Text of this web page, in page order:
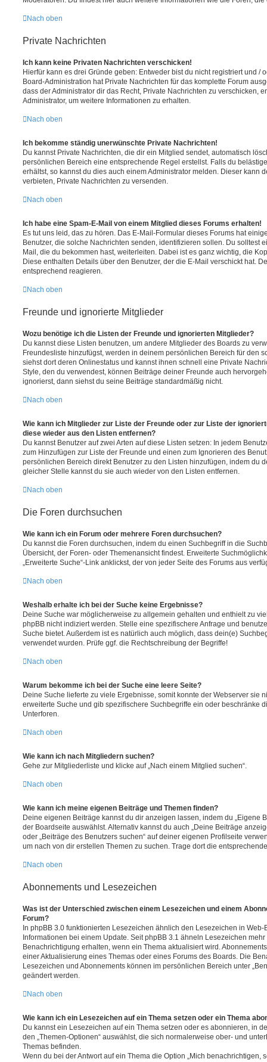
Nach oben
Private Nachrichten
Ich kann keine Privaten Nachrichten verschicken!
Hierfür kann es drei Gründe geben: Entweder bist du nicht registriert und /
Board-Administration hat Private Nachrichten für das komplette Forum
dass der Administrator dir das Recht, Private Nachrichten zu verschicken,
Administrator, um weitere Informationen zu erhalten.
Nach oben
Ich bekomme ständig unerwünschte Private Nachrichten!
Du kannst Private Nachrichten, die dir ein Mitglied sendet, automatisch
persönlichen Bereich eine entsprechende Regel erstellst. Falls du
erhältst, so kannst du dies auch einem Administrator melden. Dieser kann
verbieten, Private Nachrichten zu versenden.
Nach oben
Ich habe eine Spam-E-Mail von einem Mitglied dieses Forums erhalten!
Es tut uns leid, das zu hören. Das E-Mail-Formular dieses Forums hat
Benutzer, die solche Nachrichten senden, identifizieren sollen. Du solltest
Mail, die du bekommen hast, weiterleiten. Dabei ist es ganz wichtig, die
Diese enthalten Details über den Benutzer, der die E-Mail verschickt hat.
entsprechend reagieren.
Nach oben
Freunde und ignorierte Mitglieder
Wozu benötige ich die Listen der Freunde und ignorierten Mitglieder?
Du kannst diese Listen benutzen, um andere Mitglieder des Boards zu
Freundesliste hinzufügst, werden in deinem persönlichen Bereich für den
siehst dort deren Onlinestatus und kannst ihnen schnell eine Private
Style, den du verwendest, können Beiträge deiner Freunde auch
ignorierst, dann siehst du seine Beiträge standardmäßig nicht.
Nach oben
Wie kann ich Mitglieder zur Liste der Freunde oder zur Liste der
diese wieder aus den Listen entfernen?
Du kannst Benutzer auf zwei Arten auf diese Listen setzen: In jedem
zum Hinzufügen zur Liste der Freunde und einen zum Ignorieren des
persönlichen Bereich direkt Benutzer zu den Listen hinzufügen, indem du
gleicher Stelle kannst du sie auch wieder von den Listen entfernen.
Nach oben
Die Foren durchsuchen
Wie kann ich ein Forum oder mehrere Foren durchsuchen?
Du kannst die Foren durchsuchen, indem du einen Suchbegriff in die
Übersicht, der Foren- oder Themenansicht findest. Erweiterte
„Erweiterte Suche“-Link anklickst, der von jeder Seite des Forums aus
Nach oben
Weshalb erhalte ich bei der Suche keine Ergebnisse?
Deine Suche war möglicherweise zu allgemein gehalten und enthielt zu
phpBB nicht indiziert werden. Stelle eine spezifischere Anfrage und
Suche bietet. Außerdem ist es natürlich auch möglich, dass dein(e)
verwendet wurden. Prüfe ggf. die Rechtschreibung der Begriffe!
Nach oben
Warum bekomme ich bei der Suche eine leere Seite?
Deine Suche lieferte zu viele Ergebnisse, somit konnte der Webserver sie
erweiterte Suche und gib spezifischere Suchbegriffe ein oder beschränke
Unterforen.
Nach oben
Wie kann ich nach Mitgliedern suchen?
Gehe zur Mitgliederliste und klicke auf „Nach einem Mitglied suchen“.
Nach oben
Wie kann ich meine eigenen Beiträge und Themen finden?
Deine eigenen Beiträge kannst du dir anzeigen lassen, indem du „Eigene
der Boardseite auswählst. Alternativ kannst du auch „Deine Beiträge
oder „Beiträge des Benutzers suchen“ auf deiner eigenen Profilseite
um nach von dir erstellen Themen zu suchen. Trage dort die
Nach oben
Abonnements und Lesezeichen
Was ist der Unterschied zwischen einem Lesezeichen und einem
Forum?
In phpBB 3.0 funktionierten Lesezeichen ähnlich den Lesezeichen in
Informationen bei einem Update. Seit phpBB 3.1 ähneln Lesezeichen
Benachrichtigung erhalten, wenn ein Thema aktualisiert wird.
einer Aktualisierung eines Themas oder eines Forums des Boards. Die
Lesezeichen und Abonnements können im persönlichen Bereich unter
geändert werden.
Nach oben
Wie kann ich ein Lesezeichen auf ein Thema setzen oder ein Thema
Du kannst ein Lesezeichen auf ein Thema setzen oder es abonnieren, in
den „Themen-Optionen“ auswählst, die sich normalerweise ober- und
Themas befinden.
Wenn du bei der Antwort auf ein Thema die Option „Mich benachrichtigen,